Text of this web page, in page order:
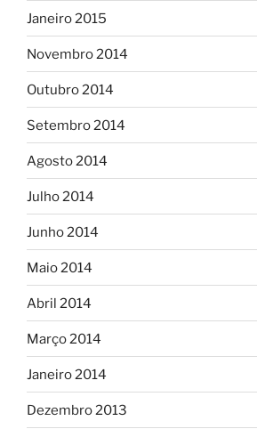
Janeiro 2015
Novembro 2014
Outubro 2014
Setembro 2014
Agosto 2014
Julho 2014
Junho 2014
Maio 2014
Abril 2014
Março 2014
Janeiro 2014
Dezembro 2013